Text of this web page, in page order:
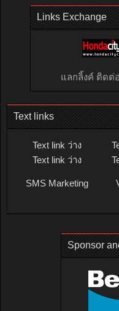
Links Exchange
แลกลิ้งค์ ติดต่อ
Text links
Text link ว่าง
Text link ว่าง
SMS Marketing
Sponsor